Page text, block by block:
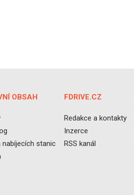
OBSAH
nabíjecích stanic
FDRIVE.CZ
Redakce a kontakty
Inzerce
RSS kanál